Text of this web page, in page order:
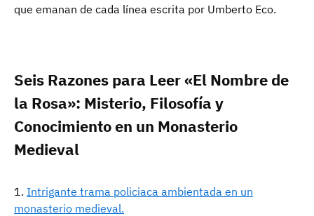
que emanan de cada línea escrita por Umberto Eco.
Seis Razones para Leer «El Nombre de
la Rosa»: Misterio, Filosofía y
Conocimiento en un Monasterio
Medieval
Intrigante trama policiaca ambientada en un
monasterio medieval.